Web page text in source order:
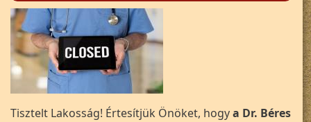
Tisztelt Lakosság! Értesítjük Önöket, hogya Dr. Béres